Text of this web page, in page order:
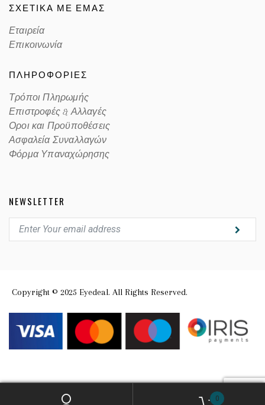
Color code
ΣΧΕΤΙΚΑ ΜΕ ΕΜΑΣ
Εταιρεία
Επικοινωνία
ΠΛΗΡΟΦΟΡΙΕΣ
Τρόποι Πληρωμής
Επιστροφές & Αλλαγές
Οροι και Προϋποθέσεις
Ασφαλεία Συναλλαγών
Φόρμα Υπαναχώρησης
NEWSLETTER
Copyright © 2025 Eyedeal. All Rights Reserved.
0